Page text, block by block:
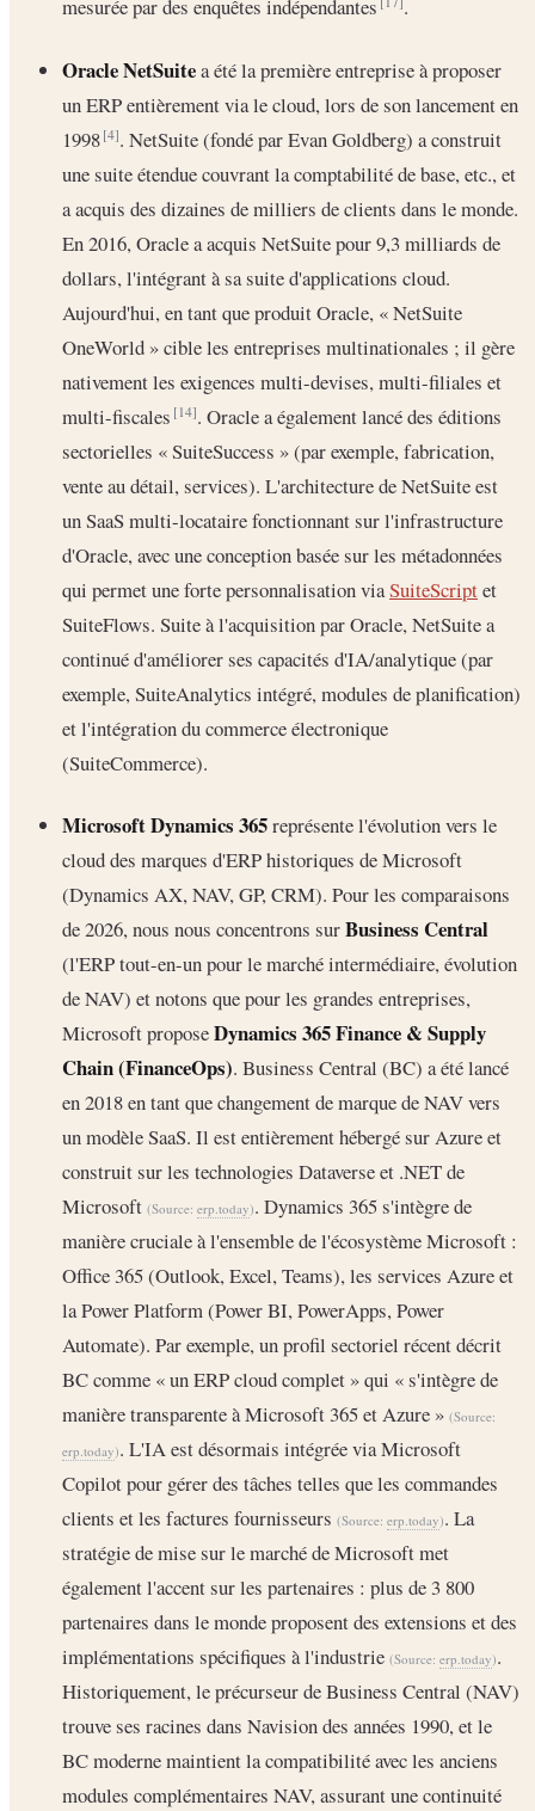
mesurée par des enquêtes indépendantes
.
Oracle NetSuitea été la première entreprise à proposer
un ERP entièrement via le cloud, lors de son lancement en
1998[4]. NetSuite (fondé par Evan Goldberg) a construit
une suite étendue couvrant la comptabilité de base, etc., et
a acquis des dizaines de milliers de clients dans le monde.
En 2016, Oracle a acquis NetSuite pour 9,3 milliards de
dollars, l'intégrant à sa suite d'applications cloud.
Aujourd'hui, en tant que produit Oracle, « NetSuite
OneWorld » cible les entreprises multinationales ; il gère
nativement les exigences multi-devises, multi-filiales et
multi-fiscales[14]. Oracle a également lancé des éditions
sectorielles « SuiteSuccess » (par exemple, fabrication,
vente au détail, services). L'architecture de NetSuite est
un SaaS multi-locataire fonctionnant sur l'infrastructure
d'Oracle, avec une conception basée sur les métadonnées
qui permet une forte personnalisation viaSuiteScriptet
SuiteFlows. Suite à l'acquisition par Oracle, NetSuite a
continué d'améliorer ses capacités d'IA/analytique (par
exemple, SuiteAnalytics intégré, modules de planification)
et l'intégration du commerce électronique
(SuiteCommerce).
Microsoft Dynamics 365représente l'évolution vers le
cloud des marques d'ERP historiques de Microsoft
(Dynamics AX, NAV, GP, CRM). Pour les comparaisons
de 2026, nous nous concentrons surBusiness Central
(l'ERP tout-en-un pour le marché intermédiaire, évolution
de NAV) et notons que pour les grandes entreprises,
Microsoft proposeDynamics 365 Finance & Supply
Chain (FinanceOps). Business Central (BC) a été lancé
en 2018 en tant que changement de marque de NAV vers
un modèle SaaS. Il est entièrement hébergé sur Azure et
construit sur les technologies Dataverse et .NET de
Microsoft (Source: erp.today). Dynamics 365 s'intègre de
manière cruciale à l'ensemble de l'écosystème Microsoft :
Office 365 (Outlook, Excel, Teams), les services Azure et
la Power Platform (Power BI, PowerApps, Power
Automate). Par exemple, un profil sectoriel récent décrit
BC comme « un ERP cloud complet » qui « s'intègre de
manière transparente à Microsoft 365 et Azure » (Source:
erp.today). L'IA est désormais intégrée via Microsoft
Copilot pour gérer des tâches telles que les commandes
clients et les factures fournisseurs (Source: erp.today). La
stratégie de mise sur le marché de Microsoft met
également l'accent sur les partenaires : plus de 3 800
partenaires dans le monde proposent des extensions et des
implémentations spécifiques à l'industrie (Source: erp.today).
Historiquement, le précurseur de Business Central (NAV)
trouve ses racines dans Navision des années 1990, et le
BC moderne maintient la compatibilité avec les anciens
modules complémentaires NAV, assurant une continuité